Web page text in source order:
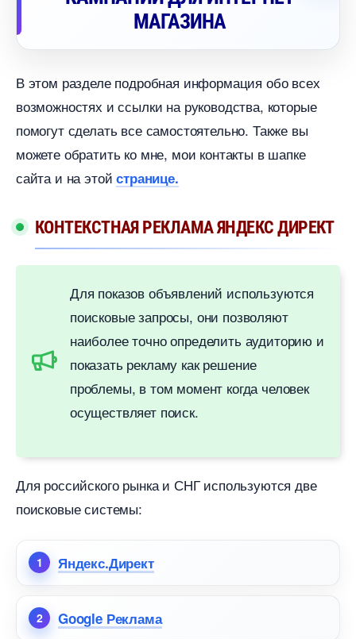
МАГАЗИНА
этом разделе подробная информация обо всех
озможностях и ссылки на руководства, которые
помогут сделать все самостоятельно. Также вы
можете обратить ко мне, мои контакты в шапке
сайта и на этойстранице.
КОНТЕКСТНАЯ РЕКЛАМА ЯНДЕКС ДИРЕКТ
Для показов объявлений используются
поисковые запросы, они позволяют
наиболее точно определить аудиторию и
показать рекламу как решение
проблемы, в том момент когда человек
осуществляет поиск.
Для российского рынка и СНГ используются две
поисковые системы:
Яндекс.Директ
Google Реклама